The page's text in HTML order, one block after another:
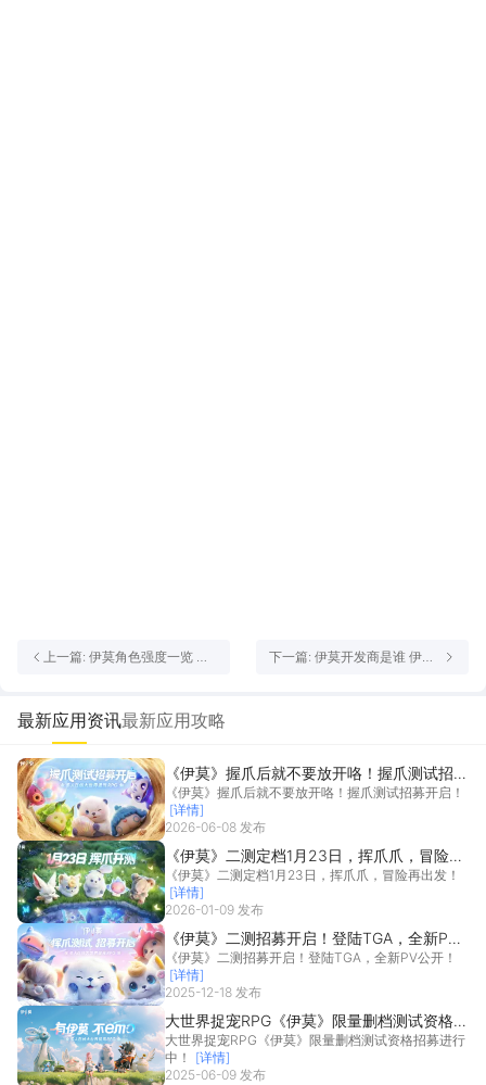
上一篇: 伊莫角色强度一览 伊
下一篇: 伊莫开发商是谁 伊莫
最新应用资讯最新应用攻略
《伊莫》握爪后就不要放开咯！握爪测试招募
开启！
《伊莫》握爪后就不要放开咯！握爪测试招募开启！
[详情]
2026-06-08 发布
《伊莫》二测定档1月23日，挥爪爪，冒险再
出发！
《伊莫》二测定档1月23日，挥爪爪，冒险再出发！
[详情]
2026-01-09 发布
《伊莫》二测招募开启！登陆TGA，全新PV
公开！
《伊莫》二测招募开启！登陆TGA，全新PV公开！
[详情]
2025-12-18 发布
大世界捉宠RPG《伊莫》限量删档测试资格招
募进行中！
大世界捉宠RPG《伊莫》限量删档测试资格招募进行
中！
[详情]
2025-06-09 发布